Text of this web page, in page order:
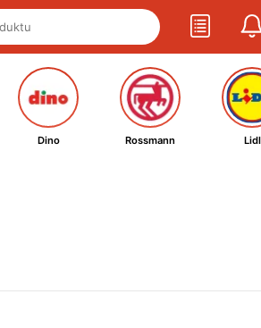
Dino Rossmann Lidl